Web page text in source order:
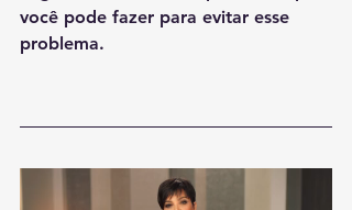
você pode fazer para evitar esse
problema.